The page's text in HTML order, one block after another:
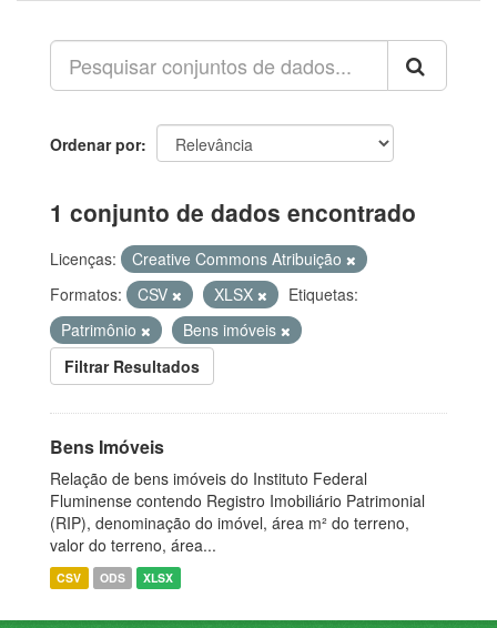
Ordenar por
1 conjunto de dados encontrado
Licenças:
Creative Commons Atribuição
Formatos:
CSV XLSX
Etiquetas:
Patrimônio
Bens imóveis
Filtrar Resultados
Bens Imóveis
Relação de bens imóveis do Instituto Federal
Fluminense contendo Registro Imobiliário Patrimonial
(RIP), denominação do imóvel, área m² do terreno,
valor do terreno, área...
CSV ODS XLSX